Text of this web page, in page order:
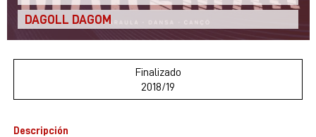
DAGOLL DAGOM
Finalizado
2018/19
Descripción